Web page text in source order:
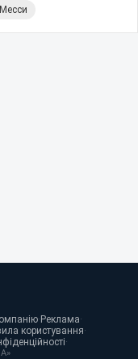
Месси
·Реклама·
користування·
·